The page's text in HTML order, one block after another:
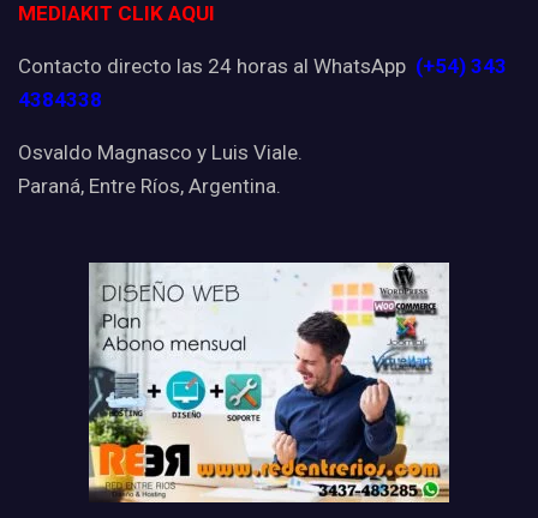
MEDIAKIT CLIK AQUI
Contacto directo las 24 horas al WhatsApp (+54) 343
4384338
Osvaldo Magnasco y Luis Viale.
Paraná, Entre Ríos, Argentina.